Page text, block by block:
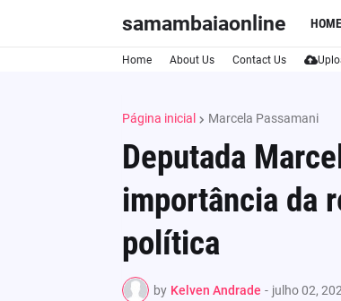
samambaiaonline HOME
Home About Us Contact Us
Página inicial Marcela Passamani
Deputada
importância da
política
by Kelven Andrade - julho 02,